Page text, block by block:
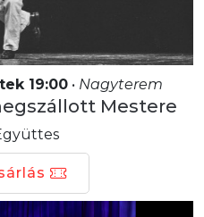
19:00 • Nagyterem
Mestere